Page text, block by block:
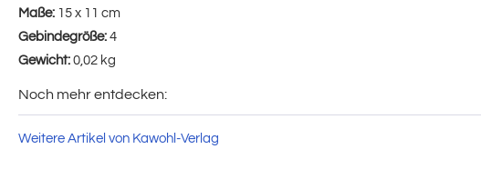
Maße: 15 x 11 cm
Gebindegröße: 4
Gewicht: 0,02 kg
Noch mehr entdecken:
Weitere Artikel von Kawohl-Verlag